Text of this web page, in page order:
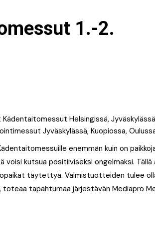
1.-2.
Helsingissä,
Jyväskylässä, Kuopiossa,
enemmän kuin on
kutsua positiiviseksi ongelmaksi. Tällä
täytettyä. Valmistuotteiden tulee
tapahtumaa järjestävän Mediapro